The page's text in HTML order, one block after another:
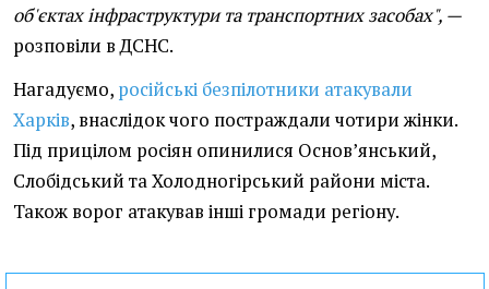
об'єктах інфраструктури та транспортних засобах", —
розповіли в ДСНС.
Нагадуємо, російські безпілотники атакували
Харків, внаслідок чого постраждали чотири жінки.
Під прицілом росіян опинилися Основ’янський,
Слобідський та Холодногірський райони міста.
Також ворог атакував інші громади регіону.